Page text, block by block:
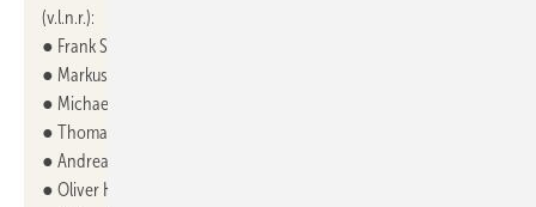
(v.l.n.r.):
● Frank Stolper, Director Plant Zella-Mehlis und Projektleiter
● Markus Tehar, Manager Indirect Sourcing
● Michael Scheb, Supervisor Infrastructure
● Thomas Limpert, Quality Specialist
● Andreas Benz, iAccess Energy (externer Partner)
● Oliver Kratschmer, Manager Maintenance